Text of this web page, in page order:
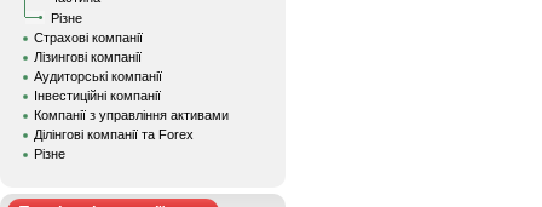
Різне
Страхові компанії
Лізингові компанії
Аудиторські компанії
Інвестиційні компанії
Компанії з управління активами
Ділінгові компанії та Forex
Різне